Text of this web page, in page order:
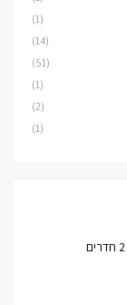
(1)
(14)
(51)
(1)
(2)
(1)